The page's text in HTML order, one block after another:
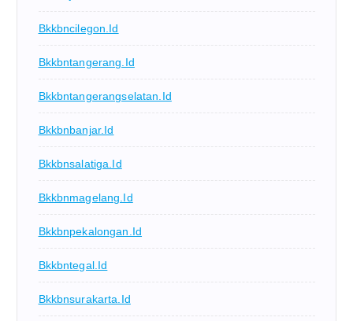
Bkkbncilegon.id
Bkkbntangerang.id
Bkkbntangerangselatan.id
Bkkbnbanjar.id
Bkkbnsalatiga.id
Bkkbnmagelang.id
Bkkbnpekalongan.id
Bkkbntegal.id
Bkkbnsurakarta.id